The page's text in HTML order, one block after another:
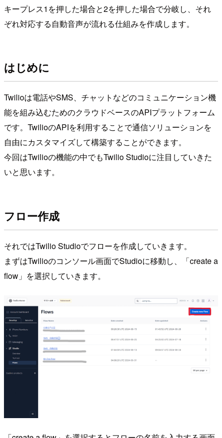
キープレス1を押した場合と2を押した場合で分岐し、それ
ぞれ対応する自動音声が流れる仕組みを作成します。
はじめに
Twilioは電話やSMS、チャットなどのコミュニケーション機
能を組み込むためのクラウドベースのAPIプラットフォーム
です。TwilioのAPIを利用することで通信ソリューションを
自由にカスタマイズして構築することができます。
今回はTwilioの機能の中でもTwilio Studioに注目していきた
いと思います。
フロー作成
それではTwilio Studioでフローを作成していきます。
まずはTwilioのコンソール画面でStudioに移動し、「create a
flow」を選択していきます。